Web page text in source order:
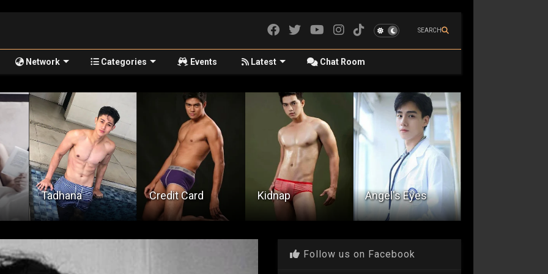
SEARCH
Network Categories Events Latest Chat Room
Tadhana Credit Card Kidnap Angel's Eyes
Follow us on Facebook